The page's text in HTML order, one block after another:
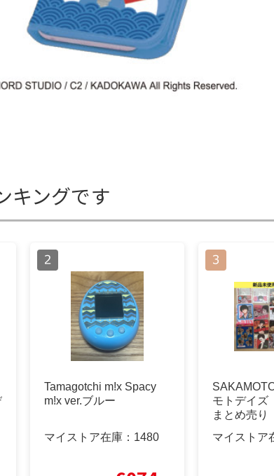
キングです
Tamagotchi m!x Spacy
m!x ver.ブルー
マイストア在庫： 1480
モトデイ
まとめ売り
マイストア